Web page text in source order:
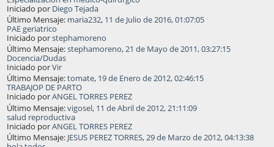
Iniciado por Diego Tejada
Último Mensaje: maria232, 11 de Julio de 2016, 01:07:05
PAE geriatrico
Iniciado porstephamoreno
Último Mensaje:stephamoreno,21 de Mayo de 2011, 03:27:15
Docencia/Dudas
Iniciado porVir
Último Mensaje:tomate, 19 de Enero de 2012, 02:46:15
TRABAJOP DE PARTO
Iniciado porANGEL TORRES PEREZ
Último Mensaje:vigosel, 11 de Abril de 2012, 21:11:09
salud reproductiva
Iniciado porANGEL TORRES PEREZ
Último Mensaje: JESUS PEREZ TORRES,29 de Marzo de 2012, 04:13:38